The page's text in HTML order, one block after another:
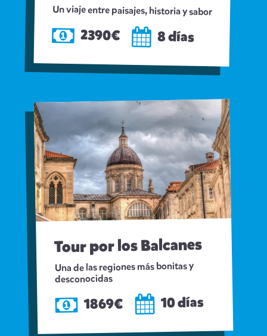
Un viaje entre paisajes, historia y sabor
2390€ 8 días
Tour por los Balcanes
Una de las regiones más bonitas y
desconocidas
1869€ 10 días